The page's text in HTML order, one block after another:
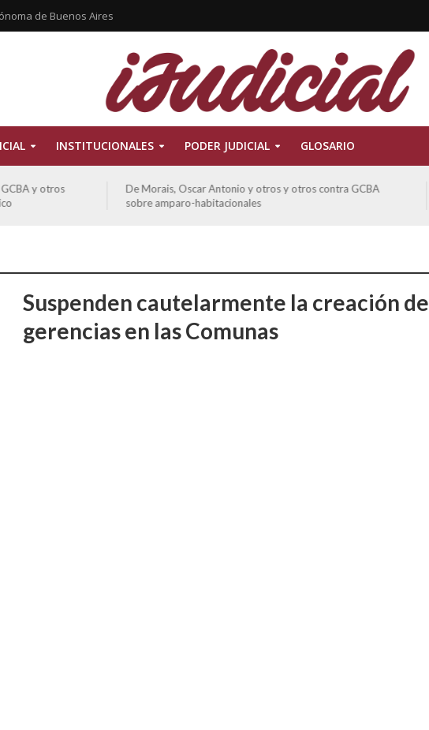
de Buenos Aires
INSTITUCIONALES PODER JUDICIAL GLOSARIO
y otros
De Morais, Oscar Antonio y otros y otros contra GCBA
sobre amparo-habitacionales
Suspenden cautelarmente la creación de
gerencias en las Comunas